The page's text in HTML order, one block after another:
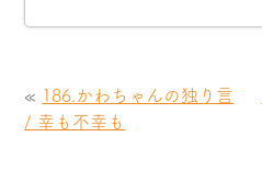
« 186.かわちゃんの独り言
/ 幸も不幸も